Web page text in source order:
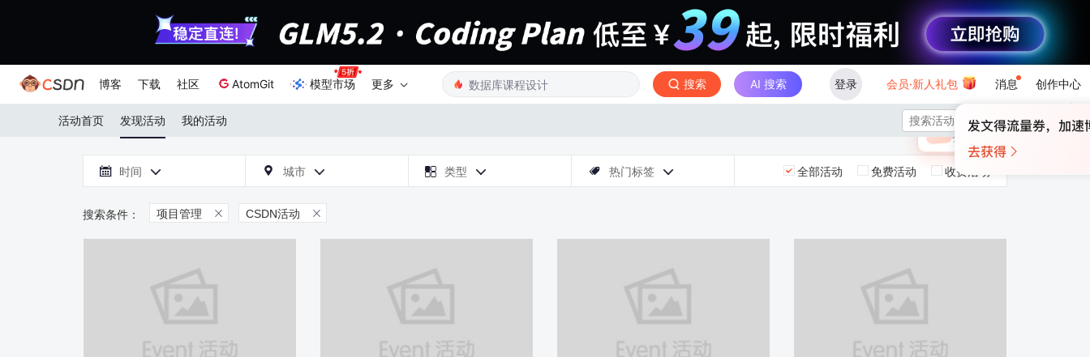
博客 下载 社区 AtomGit 模型市场 更多 搜索 AI 搜索 登录 会员·新人礼包 消息 创作中心
×
🎁 未登录
登录领取最高
活动首页 发现活动 我的活动 
 时间   城市   类型   热门标签  全部活动 免费活动 收费活动
项目管理  CSDN活动 